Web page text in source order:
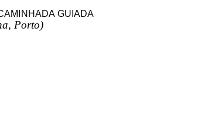
GUIADA
Porto)